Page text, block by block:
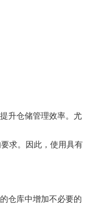
升仓储管理效率。尤
求。因此，使用具有
仓库中增加不必要的